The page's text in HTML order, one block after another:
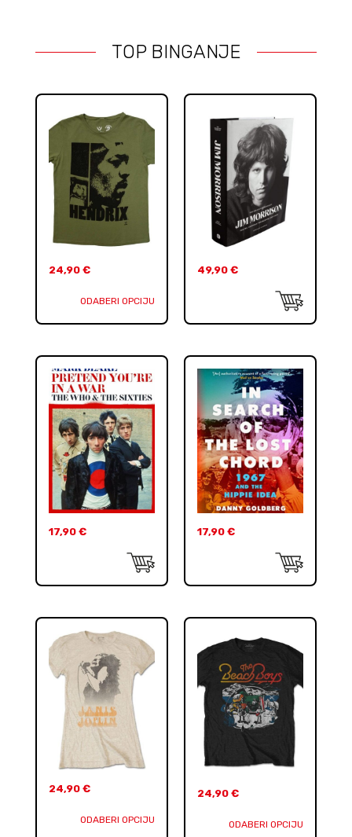
TOP BINGANJE
24,90 €
ODABERI OPCIJU
49,90 €
17,90 € 17,90 €
24,90 €
ODABERI OPCIJU
24,90 €
ODABERI OPCIJU